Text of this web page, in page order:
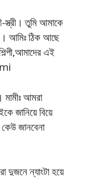
তুমি আমাকে
আমিঃ ঠিক আছে
এই
মামীঃ আমরা
জানিয়ে বিয়ে
জানবেনা
দুজনে ন্যাংটা হয়ে